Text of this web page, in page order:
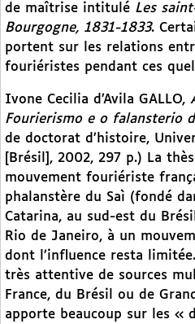
de maîtrise intitulé Les
Bourgogne, 1831-1833.
portent sur les relations
fouriéristes pendant ces
Ivone Cecilia d’Avila GALLO,
Fourierismo e o falansterio
de doctorat d’histoire,
[Brésil], 2002, 297 p.) La
mouvement fouriériste
phalanstère du Saì (fondé
Catarina, au sud-est du
Rio de Janeiro, à un
dont l’influence resta
très attentive de sources
France, du Brésil ou de
apporte beaucoup sur les «